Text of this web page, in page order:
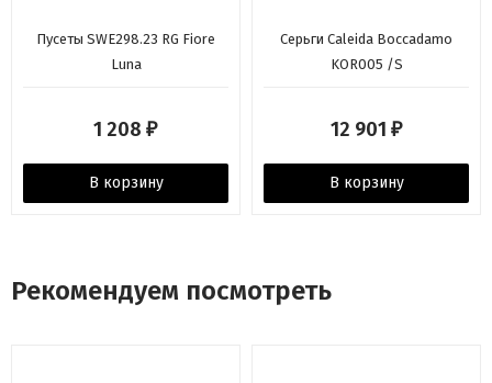
Пусеты SWE298.23 RG Fiore
Luna
1 208 ₽
В корзину
Серьги Caleida Boccadamo
KOR005 /S
12 901 ₽
В корзину
Рекомендуем посмотреть